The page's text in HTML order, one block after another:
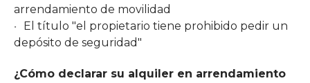
arrendamiento de movilidad
El título "el propietario tiene prohibido pedir un
depósito de seguridad"
¿Cómo declarar su alquiler en arrendamiento